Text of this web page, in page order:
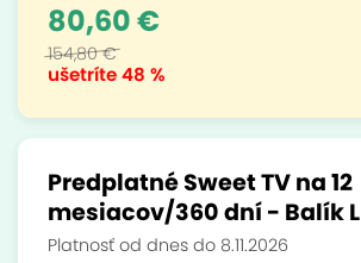
ušetríte48 %
80,60 €
154,80 €
Predplatné Sweet TV na 12
mesiacov/360 dní - Balík L
Platnosť od dnes do 8.11.2026